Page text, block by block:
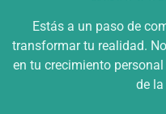
Estás a un paso de
transformar tu realidad.
en tu crecimiento
de